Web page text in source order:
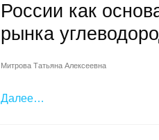
России как
рынка
Митрова Татьяна Алексеевна
Далее…